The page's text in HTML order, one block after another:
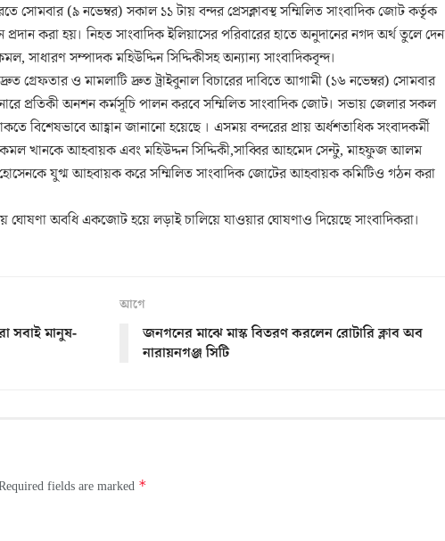
সোমবার (৯ নভেম্বর) সকাল ১১ টায় বন্দর প্রেসক্লাবস্থ সম্মিলিত সাংবাদিক জোট কর্তৃক
করা হয়। নিহত সাংবাদিক ইলিয়াসের পরিবারের হাতে অনুদানের নগদ অর্থ তুলে দেন
সাধারণ সম্পাদক মহিউদ্দিন সিদ্দিকীসহ অন্যান্য সাংবাদিকবৃন্দ।
গ্রেফতার ও মামলাটি দ্রুত ট্রাইবুনাল বিচারের দাবিতে আগামী (১৬ নভেম্বর) সোমবার
প্রতিকী অনশন কর্মসূচি পালন করবে সম্মিলিত সাংবাদিক জোট। সভায় জেলার সকল
বিশেষভাবে আহ্বান জানানো হয়েছে । এসময় বন্দরের প্রায় অর্ধশতাধিক সংবাদকর্মী
কমল খানকে আহবায়ক এবং মহিউদ্দন সিদ্দিকী,সাব্বির আহমেদ সেন্টু, মাহফুজ আলম
যুগ্ম আহবায়ক করে সম্মিলিত সাংবাদিক জোটের আহবায়ক কমিটিও গঠন করা
ঘোষণা অবধি একজোট হয়ে লড়াই চালিয়ে যাওয়ার ঘোষণাও দিয়েছে সাংবাদিকরা।
সবাই মানুষ-
আগে
জনগনের মাঝে মাস্ক বিতরণ করলেন রোটারি ক্লাব অব
নারায়নগঞ্জ সিটি
fields are marked *